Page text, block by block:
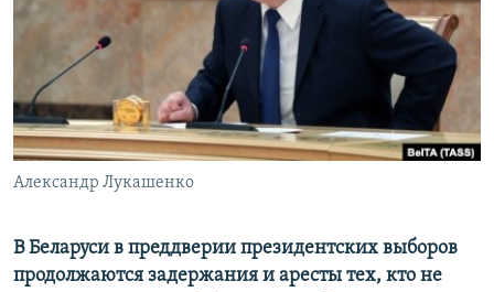
КРЫМ.НЕПОКОРЕННЫЙ
ELIFBE
УКРАИНСКАЯ ПРОБЛЕМА КРЫМА
Все сайты RFE/RL
Александр Лукашенко
В Беларуси в преддверии президентских выборов
продолжаются задержания и аресты тех, кто не